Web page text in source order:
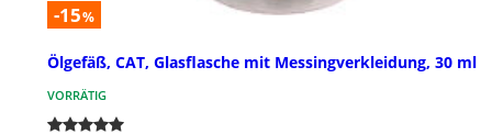
-15%
Ölgefäß, CAT, Glasflasche mit Messingverkleidung, 30 ml
VORRÄTIG